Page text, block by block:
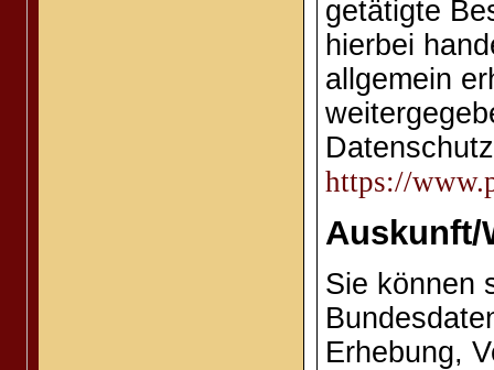
getätigte
hierbei
allgemein
https://
Auskunft/
Sie können
Erhebung,